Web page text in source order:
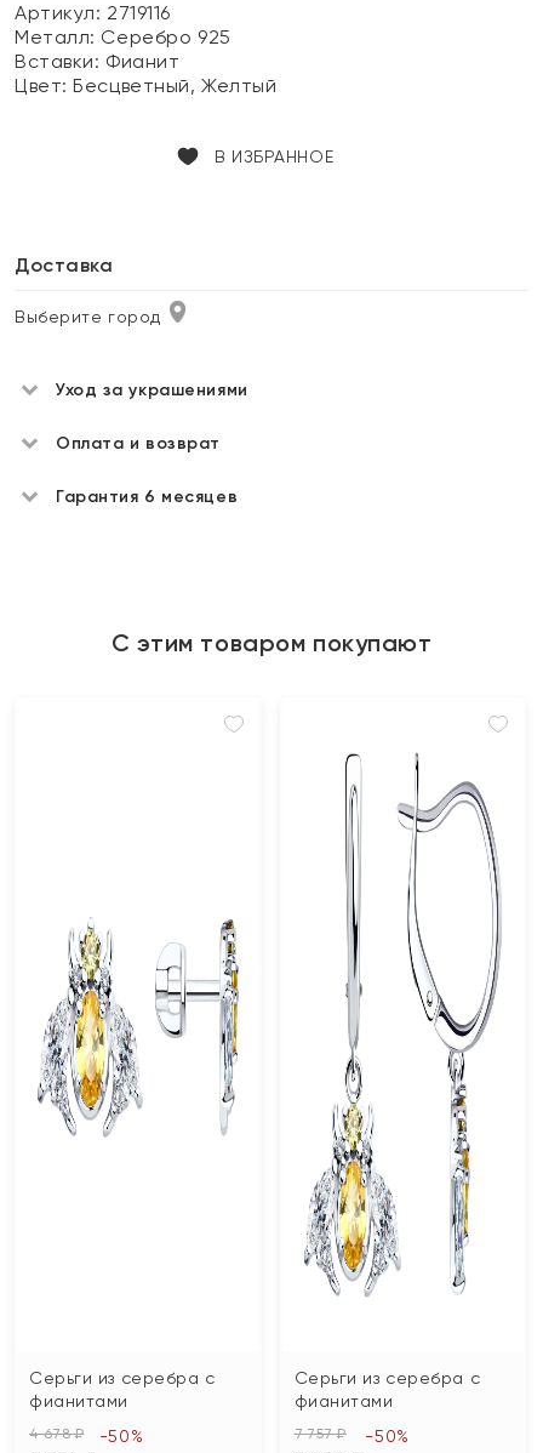
Артикул: 2719116
Металл: Серебро 925
Вставки: Фианит
Цвет:Бесцветный, Желтый
В ИЗБРАННОЕ
Доставка
Выберите город
Уход за украшениями
Оплата и возврат
Гарантия 6 месяцев
С этим товаром покупают
Серьги из серебра с
фианитами
4 678 ₽ -50%
Серьги из серебра с
фианитами
7 757 ₽ -50%